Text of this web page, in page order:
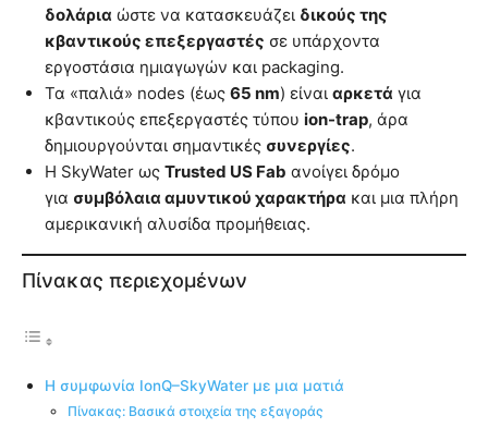
δολάρια ώστε να κατασκευάζει δικούς της
κβαντικούς επεξεργαστές σε υπάρχοντα
εργοστάσια ημιαγωγών και packaging.
Τα «παλιά» nodes (έως 65 nm) είναι αρκετά για
κβαντικούς επεξεργαστές τύπου ion-trap, άρα
δημιουργούνται σημαντικές συνεργίες.
Η SkyWater ως Trusted US Fab ανοίγει δρόμο
για συμβόλαια αμυντικού χαρακτήρα και μια πλήρη
αμερικανική αλυσίδα προμήθειας.
Πίνακας περιεχομένων
Η συμφωνία IonQ–SkyWater με μια ματιά
Πίνακας: Βασικά στοιχεία της εξαγοράς